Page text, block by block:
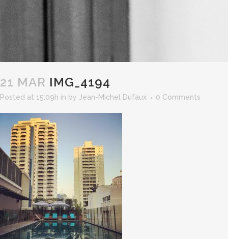
21 MAR IMG_4194
Posted at 15:09h in by Jean-Michel Dufaux 0 Comments